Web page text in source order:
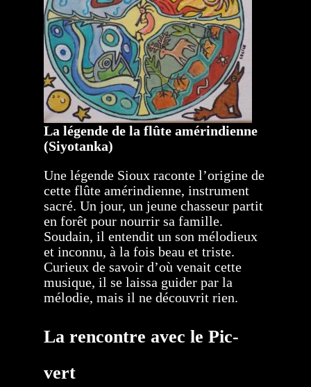
La légende de la flûte amérindienne
(Siyotanka)
Une légende Sioux raconte l’origine de
cette flûte amérindienne, instrument
sacré. Un jour, un jeune chasseur partit
en forêt pour nourrir sa famille.
Soudain, il entendit un son mélodieux
et inconnu, à la fois beau et triste.
Curieux de savoir d’où venait cette
musique, il se laissa guider par la
mélodie, mais il ne découvrit rien.
La rencontre avec le Pic-
vert